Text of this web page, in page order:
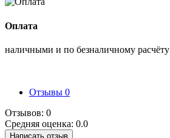
Оплата
наличными и по безналичному расчёту
Отзывы 0
Отзывов: 0
Средняя оценка: 0.0
Написать отзыв